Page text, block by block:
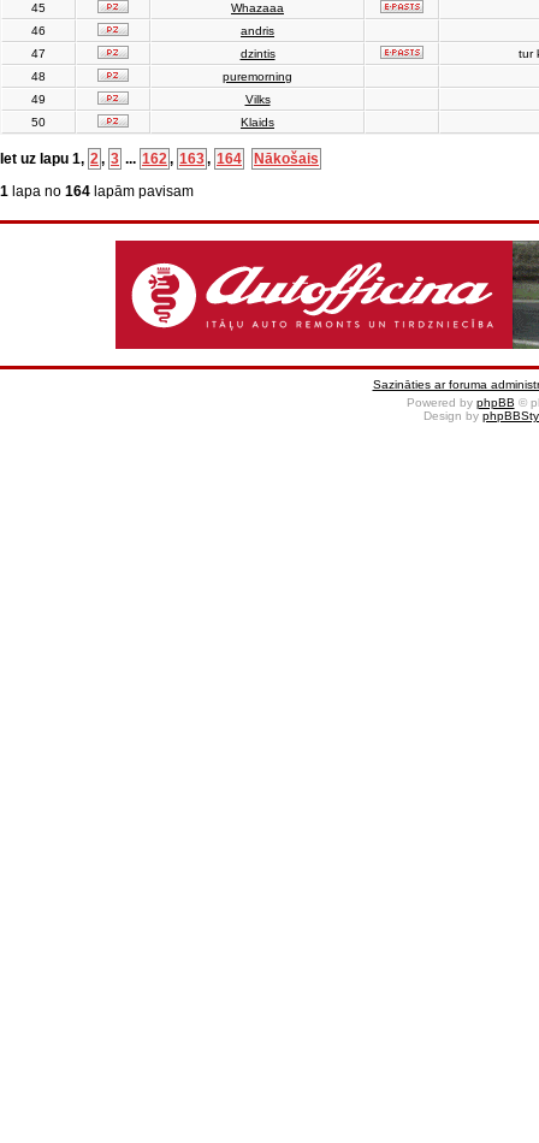
45
Whazaaa
46
andris
47
dzintis
tur
48
puremorning
49
Vilks
50
Klaids
Iet uz lapu 1, 2, 3 ... 162, 163, 164
Nākošais
1 lapa no 164 lapām pavisam
Sazināties ar foruma
Powered by phpBB ©
Design by